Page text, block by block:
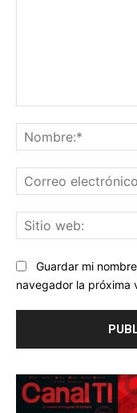
Guardar mi
navegador la próxima